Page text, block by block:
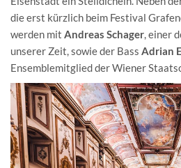
die erst kürzlich beim Festival
werden mit Andreas Schager, einer
unserer Zeit, sowie der Bass Adrian
Ensemblemitglied der Wiener